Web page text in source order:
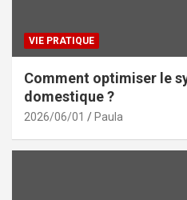
VIE PRATIQUE
Comment optimiser le
domestique ?
2026/06/01 Paula